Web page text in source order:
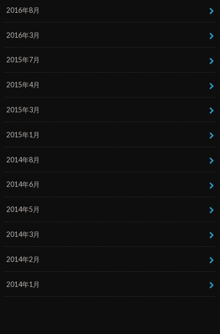
2016年8月
2016年3月
2015年7月
2015年4月
2015年3月
2015年1月
2014年8月
2014年6月
2014年5月
2014年3月
2014年2月
2014年1月